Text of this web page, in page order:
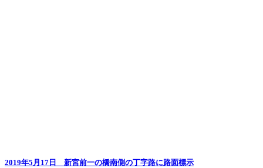
2019年5月17日 新宮前一の橋南側の丁字路に路面標示